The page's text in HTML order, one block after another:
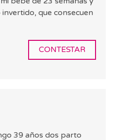
que consecuen
CONTESTAR
39 años dos parto